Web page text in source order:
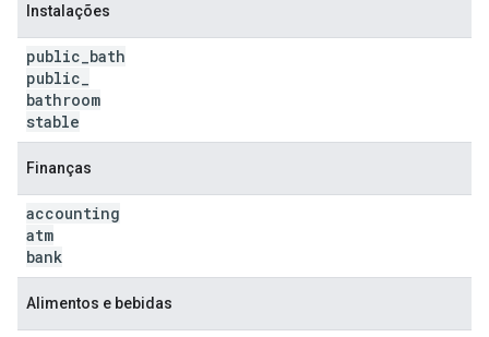
Instalações
public bath
public
bathroom
stable
Finanças
accounting
atm
bank
Alimentos e bebidas